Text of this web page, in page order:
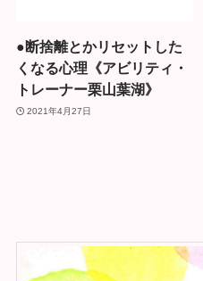
●断捨離とかリセットした
くなる心理《アビリティ・
トレーナー栗山葉湖》
2021年4月27日